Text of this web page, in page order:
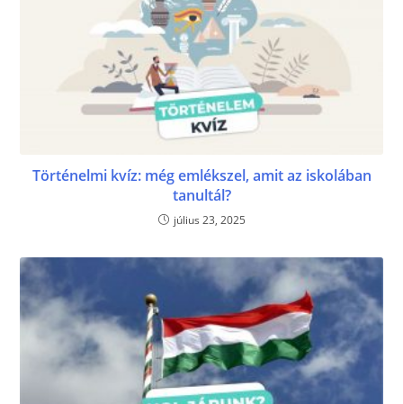
Történelmi kvíz: még emlékszel, amit az iskolában
tanultál?
július 23, 2025